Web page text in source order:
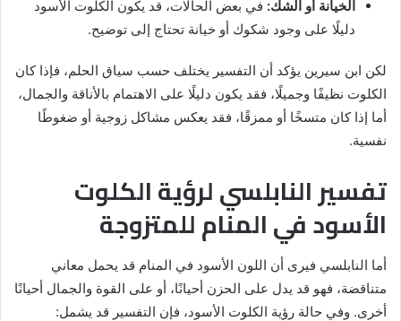
الخيانة أو الشك: في بعض الحالات، قد يكون الكلوت الأسود
دليلًا على وجود شكوك أو خيانة تحتاج إلى توضيح.
لكن ابن سيرين يؤكد أن التفسير يختلف حسب سياق الحلم، فإذا كان
الكلوت نظيفًا وجميلًا، فقد يكون دليلًا على الاهتمام بالأناقة والجمال،
أما إذا كان متسخًا أو ممزقًا، فقد يعكس مشاكل زوجية أو ضغوطًا
نفسية.
تفسير النابلسي لرؤية الكلوت
الأسود في المنام للمتزوجة
أما النابلسي فيرى أن اللون الأسود في المنام قد يحمل معاني
متناقضة، فهو قد يدل على الحزن أحيانًا، أو على القوة والجمال أحيانًا
أخرى. وفي حالة رؤية الكلوت الأسود، فإن التفسير قد يشمل: